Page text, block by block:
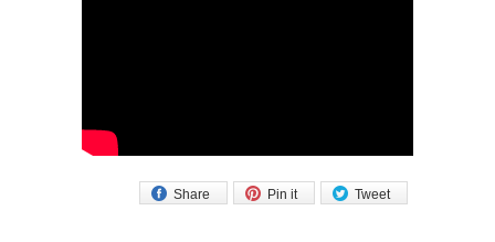
Tweet
Pin it
Share